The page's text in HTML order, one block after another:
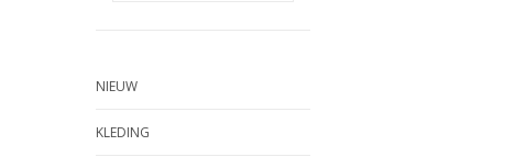
NIEUW
KLEDING